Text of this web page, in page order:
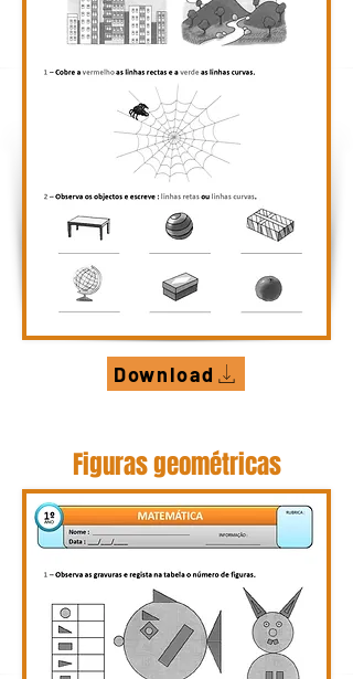
Download
Figuras geométricas